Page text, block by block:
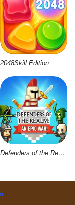
2048Skill Edition
Defenders of the Realm: An Epic War